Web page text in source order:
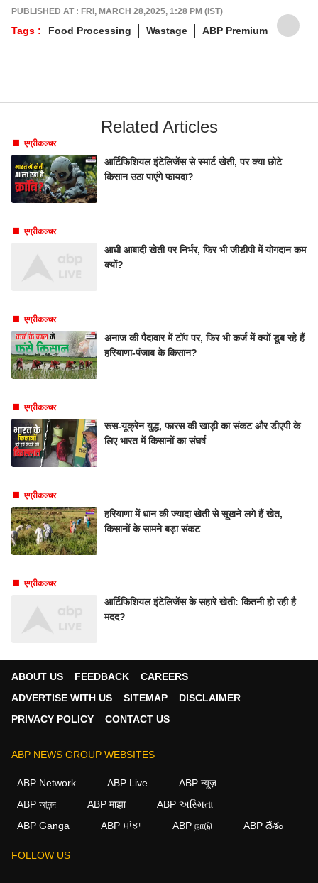
PUBLISHED AT : FRI, MARCH 28,2025, 1:28 PM (IST)
Tags : Food Processing Wastage ABP Premium
Related Articles
एग्रीकल्चर
आर्टिफिशियल इंटेलिजेंस से स्मार्ट खेती, पर क्या छोटे
किसान उठा पाएंगे फायदा?
एग्रीकल्चर
आधी आबादी खेती पर निर्भर, फिर भी जीडीपी में योगदान कम
क्यों?
एग्रीकल्चर
अनाज की पैदावार में टॉप पर, फिर भी कर्ज में क्यों डूब रहे हैं
हरियाणा-पंजाब के किसान?
एग्रीकल्चर
रूस-यूक्रेन यु्द्ध, फारस की खाड़ी का संकट और डीएपी के
लिए भारत में किसानों का संघर्ष
एग्रीकल्चर
हरियाणा में धान की ज्यादा खेती से सूखने लगे हैं खेत,
किसानों के सामने बड़ा संकट
एग्रीकल्चर
आर्टिफिशियल इंटेलिजेंस के सहारे खेती: कितनी हो रही है
मदद?
ABOUT US FEEDBACK
CAREERS
ADVERTISE WITH US
SITEMAP
DISCLAIMER
PRIVACY POLICY
CONTACT US
ABP NEWS GROUP WEBSITES
ABP Network ABP Live
ABP न्यूज़
ABP আনন্দ
ABP माझा
ABP અસ્મિતા
ABP Ganga
ABP ਸਾਂਝਾ ABP நாடு ABP దేశం
FOLLOW US